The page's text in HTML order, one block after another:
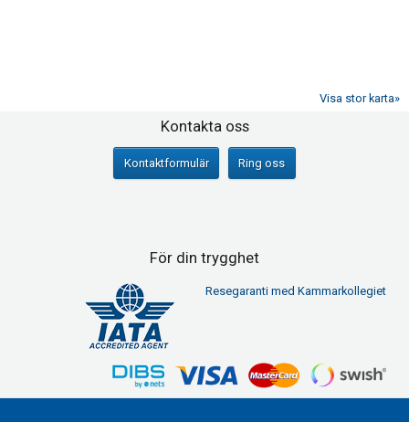
Visa stor karta»
Sociala medier
Kontakta oss
Kontaktformulär Ring oss
För din trygghet
Resegaranti med Kammarkollegiet